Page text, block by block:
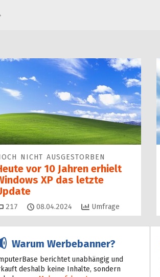
NICHT AUSGESTORBEN
vor 10 Jahren erhielt
XP das letzte
217 Kommentare
08.04.2024 Umfrage
Warum Werbebanner?
berichtet unabhängig und
deshalb keine Inhalte, sondern